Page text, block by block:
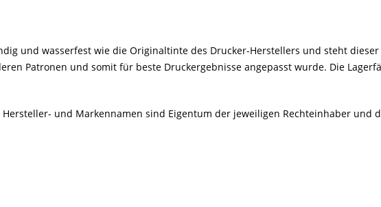
und wasserfest wie die Originaltinte des Drucker-Herstellers und steht
Patronen und somit für beste Druckergebnisse angepasst wurde. Die
und Markennamen sind Eigentum der jeweiligen Rechteinhaber und